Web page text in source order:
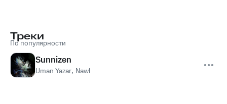
Треки
По популярности
Sunnizen
Uman Yazar, Nawl